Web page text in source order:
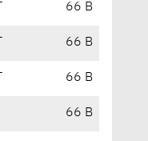
66 B
66 B
66 B
66 B